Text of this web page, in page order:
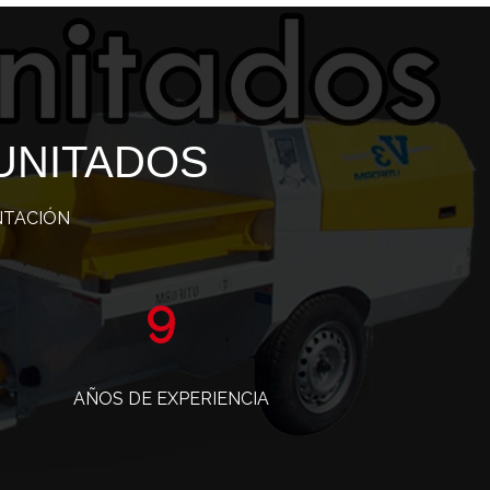
15
AÑOS DE EXPERIENCIA